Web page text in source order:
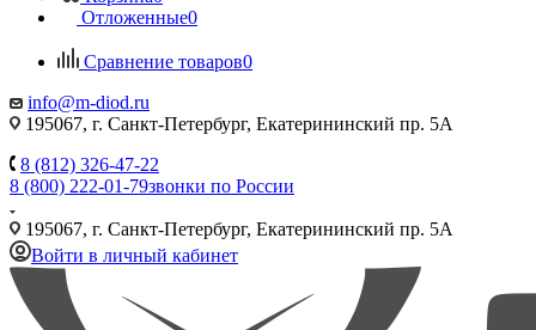
Отложенные0
Сравнение товаров0
info@m-diod.ru
195067, г. Санкт-Петербург, Екатерининский пр. 5А
8 (812) 326-47-22
8 (800) 222-01-79звонки по России
195067, г. Санкт-Петербург, Екатерининский пр. 5А
Войти в личный кабинет